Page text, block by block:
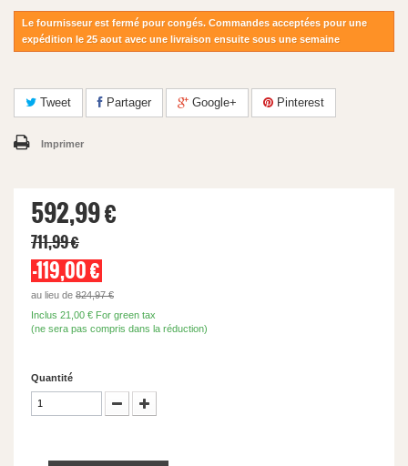
Le fournisseur est fermé pour congés. Commandes acceptées pour une
expédition le 25 aout avec une livraison ensuite sous une semaine
Tweet Partager Google+ Pinterest
Imprimer
592,99 €
711,99 €
-119,00 €
au lieu de 824,97 €
Inclus 21,00 € For green tax
(ne sera pas compris dans la réduction)
Quantité